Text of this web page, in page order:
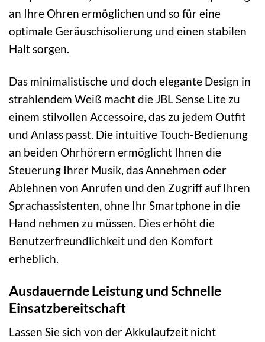
an Ihre Ohren ermöglichen und so für eine
optimale Geräuschisolierung und einen stabilen
Halt sorgen.
Das minimalistische und doch elegante Design in
strahlendem Weiß macht die JBL Sense Lite zu
einem stilvollen Accessoire, das zu jedem Outfit
und Anlass passt. Die intuitive Touch-Bedienung
an beiden Ohrhörern ermöglicht Ihnen die
Steuerung Ihrer Musik, das Annehmen oder
Ablehnen von Anrufen und den Zugriff auf Ihren
Sprachassistenten, ohne Ihr Smartphone in die
Hand nehmen zu müssen. Dies erhöht die
Benutzerfreundlichkeit und den Komfort
erheblich.
Ausdauernde Leistung und Schnelle
Einsatzbereitschaft
Lassen Sie sich von der Akkulaufzeit nicht